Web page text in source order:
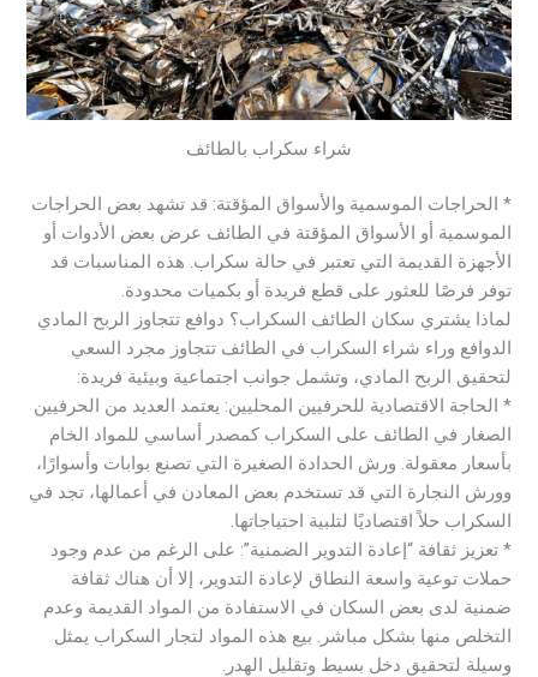
شراء سكراب بالطائف
* الحراجات الموسمية والأسواق المؤقتة: قد تشهد بعض الحراجات
الموسمية أو الأسواق المؤقتة في الطائف عرض بعض الأدوات أو
الأجهزة القديمة التي تعتبر في حالة سكراب. هذه المناسبات قد
توفر فرصًا للعثور على قطع فريدة أو بكميات محدودة.
لماذا يشتري سكان الطائف السكراب؟ دوافع تتجاوز الربح المادي
الدوافع وراء شراء السكراب في الطائف تتجاوز مجرد السعي
لتحقيق الربح المادي، وتشمل جوانب اجتماعية وبيئية فريدة:
* الحاجة الاقتصادية للحرفيين المحليين: يعتمد العديد من الحرفيين
الصغار في الطائف على السكراب كمصدر أساسي للمواد الخام
بأسعار معقولة. ورش الحدادة الصغيرة التي تصنع بوابات وأسوارًا،
وورش النجارة التي قد تستخدم بعض المعادن في أعمالها، تجد في
السكراب حلاً اقتصاديًا لتلبية احتياجاتها.
* تعزيز ثقافة “إعادة التدوير الضمنية”: على الرغم من عدم وجود
حملات توعية واسعة النطاق لإعادة التدوير، إلا أن هناك ثقافة
ضمنية لدى بعض السكان في الاستفادة من المواد القديمة وعدم
التخلص منها بشكل مباشر. بيع هذه المواد لتجار السكراب يمثل
وسيلة لتحقيق دخل بسيط وتقليل الهدر.